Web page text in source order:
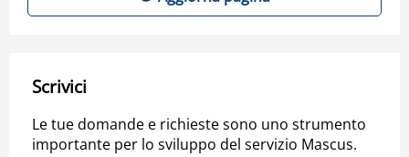
Scrivici
Le tue domande e richieste sono uno strumento
importante per lo sviluppo del servizio Mascus.